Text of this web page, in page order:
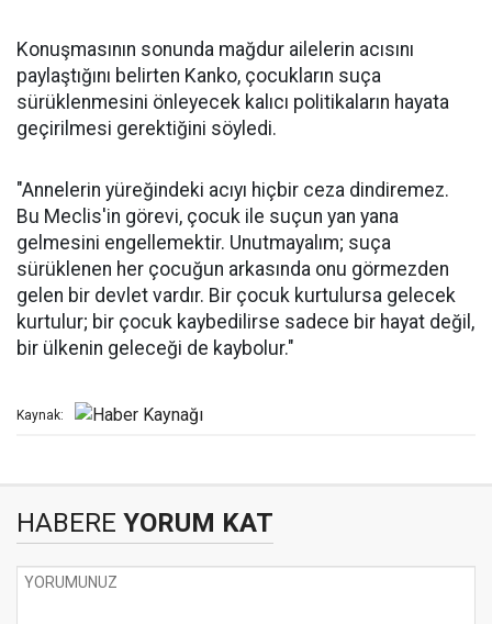
Konuşmasının sonunda mağdur ailelerin acısını
paylaştığını belirten Kanko, çocukların suça
sürüklenmesini önleyecek kalıcı politikaların hayata
geçirilmesi gerektiğini söyledi.
"Annelerin yüreğindeki acıyı hiçbir ceza dindiremez.
Bu Meclis'in görevi, çocuk ile suçun yan yana
gelmesini engellemektir. Unutmayalım; suça
sürüklenen her çocuğun arkasında onu görmezden
gelen bir devlet vardır. Bir çocuk kurtulursa gelecek
kurtulur; bir çocuk kaybedilirse sadece bir hayat değil,
bir ülkenin geleceği de kaybolur."
Kaynak:
HABERE YORUM KAT